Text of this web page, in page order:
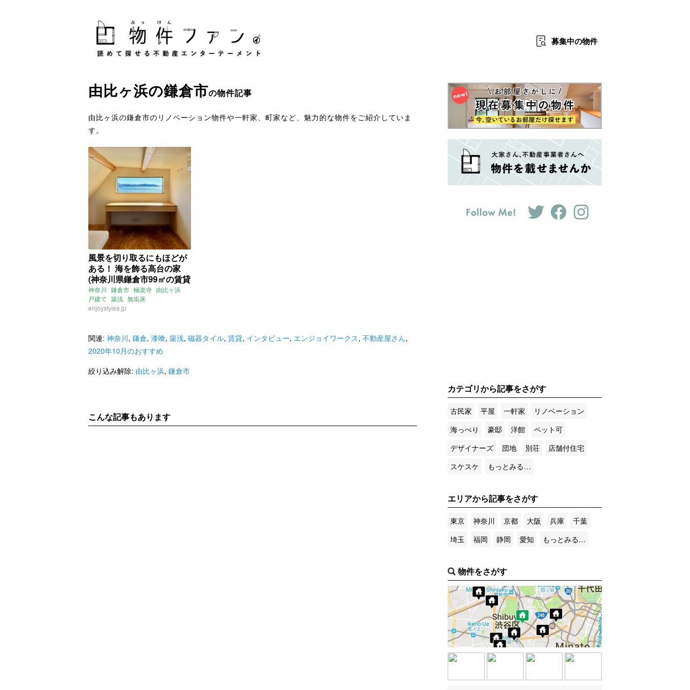
募集中の物件
由比ヶ浜の鎌倉市の物件記事
由比ヶ浜の鎌倉市のリノベーション物件や一軒家、町家など、魅力的な物件をご紹介していま
す。
風景を切り取るにもほどが
ある！ 海を飾る高台の家
(神奈川県鎌倉市99㎡の賃貸
物件)
神奈川 鎌倉市 極楽寺 由比ヶ浜
戸建て 築浅 無垢床
ルーフバルコニー
enjoystyles.jp
関連: 神奈川, 鎌倉, 漆喰, 築浅, 磁器タイル, 賃貸, インタビュー, エンジョイワークス, 不動産屋さん,
2020年10月のおすすめ
絞り込み解除: 由比ヶ浜, 鎌倉市
こんな記事もあります
カテゴリから記事をさがす
古民家 平屋 一軒家
リノベーション
海っぺり
豪邸 洋館
ペット可
デザイナーズ
団地 別荘
店舗付住宅
スケスケ
もっとみる…
エリアから記事をさがす
東京 神奈川 京都 大阪 兵庫
千葉
埼玉
福岡 静岡 愛知 もっとみる…
物件をさがす